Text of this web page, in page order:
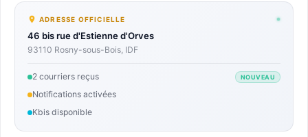
ADRESSE OFFICIELLE
46 bis rue d'Estienne d'Orves
93110 Rosny-sous-Bois, IDF
2 courriers reçus NOUVEAU
Notifications activées
Kbis disponible